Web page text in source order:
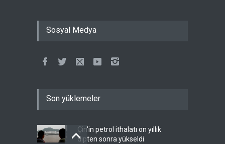
Sosyal Medya
Son yüklemeler
Çin'in petrol ithalatı on yıllık
dipten sonra yükseldi